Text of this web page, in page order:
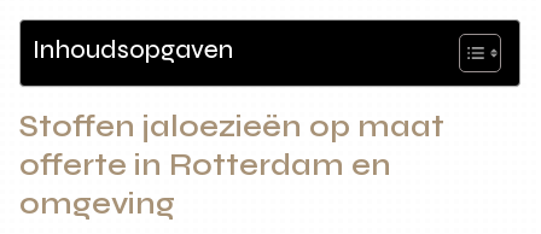
Inhoudsopgaven
Stoffen jaloezieën op maat
offerte in Rotterdam en
omgeving